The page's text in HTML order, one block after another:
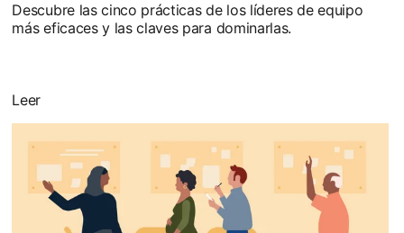
Descubre las cinco prácticas de los líderes de equipo
más eficaces y las claves para dominarlas.
Leer